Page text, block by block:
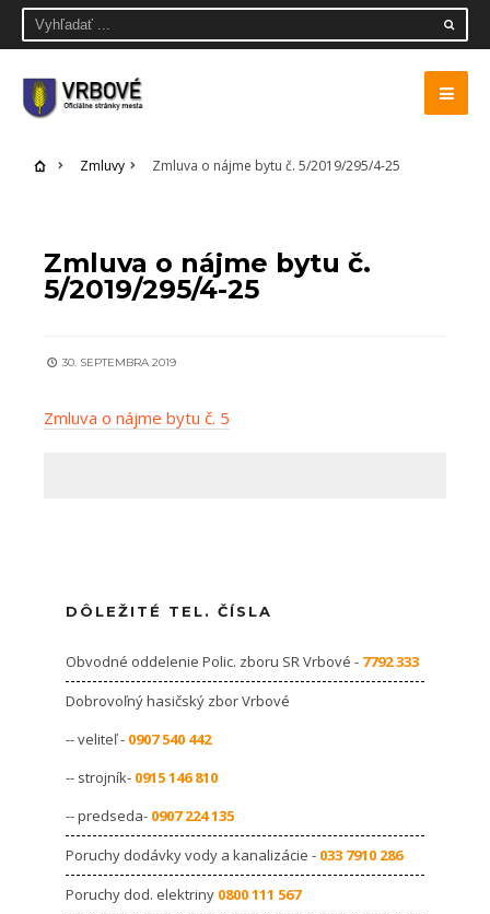
Zmluvy Zmluva o nájme bytu č. 5/2019/295/4-25
Zmluva o nájme bytu č.
5/2019/295/4-25
30. SEPTEMBRA 2019
Zmluva o nájme bytu č. 5
DÔLEŽITÉ TEL. ČÍSLA
Obvodné oddelenie Polic. zboru SR Vrbové - 7792 333
Dobrovoľný hasičský zbor Vrbové
-- veliteľ - 0907 540 442
-- strojník- 0915 146 810
-- predseda- 0907 224 135
Poruchy dodávky vody a kanalizácie - 033 7910 286
Poruchy dod. elektriny 0800 111 567